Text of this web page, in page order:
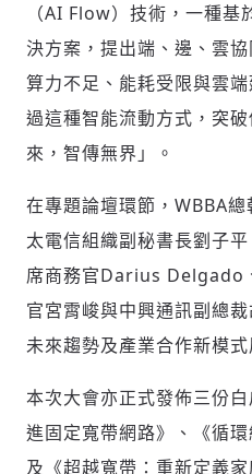
（AI Flow）技術，一種
決方案，提出端、邊、雲
算力不足、能耗受限與雲
過這種智能流動方式，突
來，智傳無界」。
在專題論壇環節，WBBA
太電信組織副秘書長劉子
席商務官Darius Delgado
官宮霄峻與中興通訊副總
未來趨勢及產業合作新模式
本次大會亦正式發佈三份
進固定寬帶網路》、《循
及《超越寬帶：重新定義